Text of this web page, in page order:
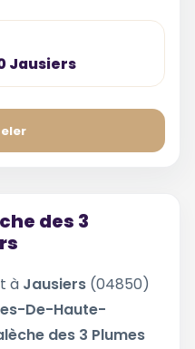
Jausiers
des 3
à Jausiers (04850)
De-Haute-
des 3 Plumes